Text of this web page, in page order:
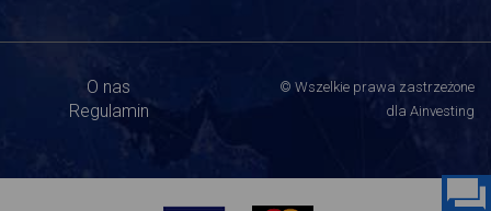
O nas
Regulamin
© Wszelkie prawa zastrzeżone
dla Ainvesting